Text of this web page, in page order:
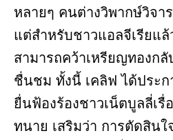
หลายๆ คนต่างวิพากษ์วิจา
แต่สำหรับชาวแอลจีเรียแ
สามารถคว้าเหรียญทองกลั
ชื่นชม ทั้งนี้ เคลิฟ ได้ประก
ยื่นฟ้องร้องชาวเน็ตบูลลี่เรื่
ทนาย เสริมว่า การตัดสินใ